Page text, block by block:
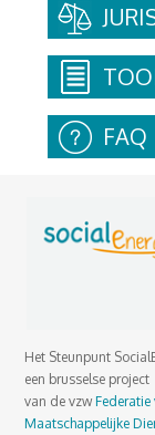
FAQ
Het Steunpunt
een brusselse project
van de vzwFederatie
Maatschappelijke